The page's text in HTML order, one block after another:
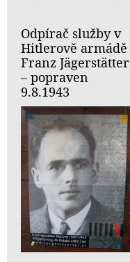
Odpírač služby v
Hitlerově armádě
Franz Jägerstätter
– popraven
9.8.1943